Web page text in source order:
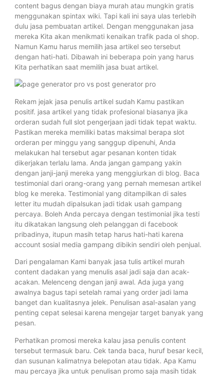
content bagus dengan biaya murah atau mungkin gratis
menggunakan spintax wiki. Tapi kali ini saya ulas terlebih
dulu jasa pembuatan artikel. Dengan menggunakan jasa
mereka Kita akan menikmati kenaikan trafik pada ol shop.
Namun Kamu harus memilih jasa artikel seo tersebut
dengan hati-hati. Dibawah ini beberapa poin yang harus
Kita perhatikan saat memilih jasa buat artikel.
Rekam jejak jasa penulis artikel sudah Kamu pastikan
positif. jasa artikel yang tidak profesional biasanya jika
orderan sudah full slot pengerjaan jadi tidak tepat waktu.
Pastikan mereka memiliki batas maksimal berapa slot
orderan per minggu yang sanggup dipenuhi, Anda
melakukan hal tersebut agar pesanan konten tidak
dikerjakan terlalu lama. Anda jangan gampang yakin
dengan janji-janji mereka yang menggiurkan di blog. Baca
testimonial dari orang-orang yang pernah memesan artikel
blog ke mereka. Testimonial yang ditampilkan di sales
letter itu mudah dipalsukan jadi tidak usah gampang
percaya. Boleh Anda percaya dengan testimonial jika testi
itu dikatakan langsung oleh pelanggan di facebook
pribadinya, itupun masih tetap harus hati-hati karena
account sosial media gampang dibikin sendiri oleh penjual.
Dari pengalaman Kami banyak jasa tulis artikel murah
content dadakan yang menulis asal jadi saja dan acak-
acakan. Melenceng dengan janji awal. Ada juga yang
awalnya bagus tapi setelah ramai yang order jadi lama
banget dan kualitasnya jelek. Penulisan asal-asalan yang
penting cepat selesai karena mengejar target banyak yang
pesan.
Perhatikan promosi mereka kalau jasa penulis content
tersebut termasuk baru. Cek tanda baca, huruf besar kecil,
dan susunan kalimatnya belepotan atau tidak. Apa Kamu
mau percaya jika untuk penulisan promo saja masih tidak